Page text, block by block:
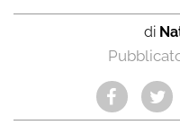
di